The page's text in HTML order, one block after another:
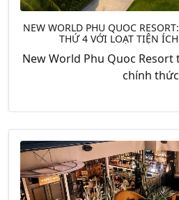
NEW WORLD PHU QUOC
THỨ 4 VỚI LOẠT TIỆN
New World Phu Quoc
chính